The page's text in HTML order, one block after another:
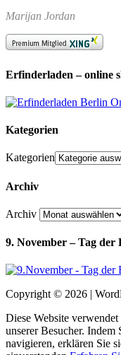
Marijan Jordan
Erfinderladen – online
Kategorien
Kategorien
Archiv
Archiv
9. November – Tag
Copyright © 2026 |
Diese Website
unserer Besucher. Indem
navigieren, erklären Sie